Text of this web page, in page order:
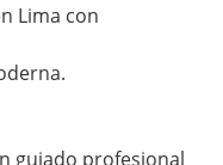
Lima con
guiado profesional